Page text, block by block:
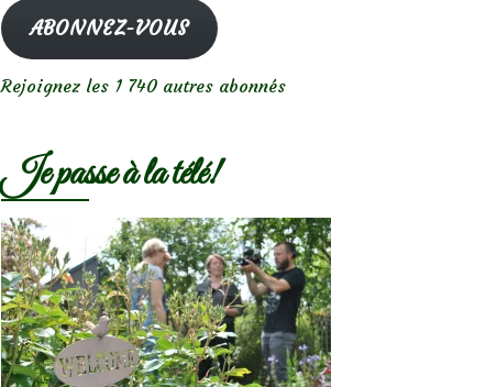
mailABONNEZ-VOUS
Rejoignez les 1 740 autres abonnés
Je passe à la télé!